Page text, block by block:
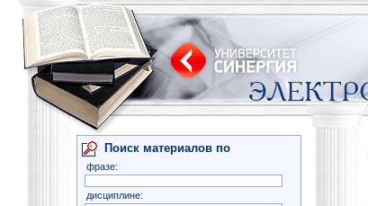
Поиск материалов по
фразе:
дисциплине: